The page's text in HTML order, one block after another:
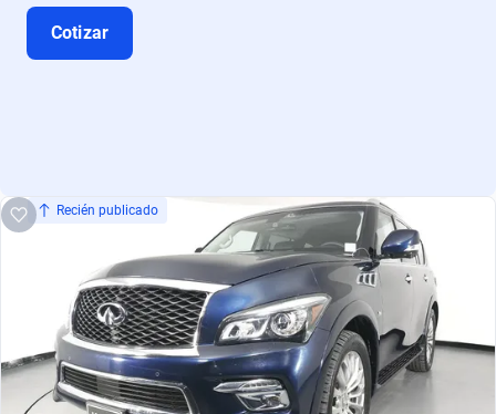
Cotizar
Recién publicado